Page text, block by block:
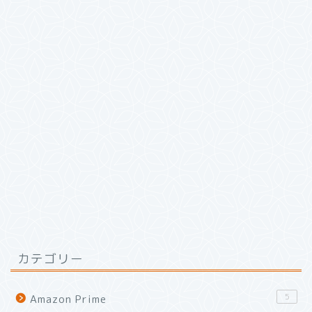
カテゴリー
Amazon Prime 5